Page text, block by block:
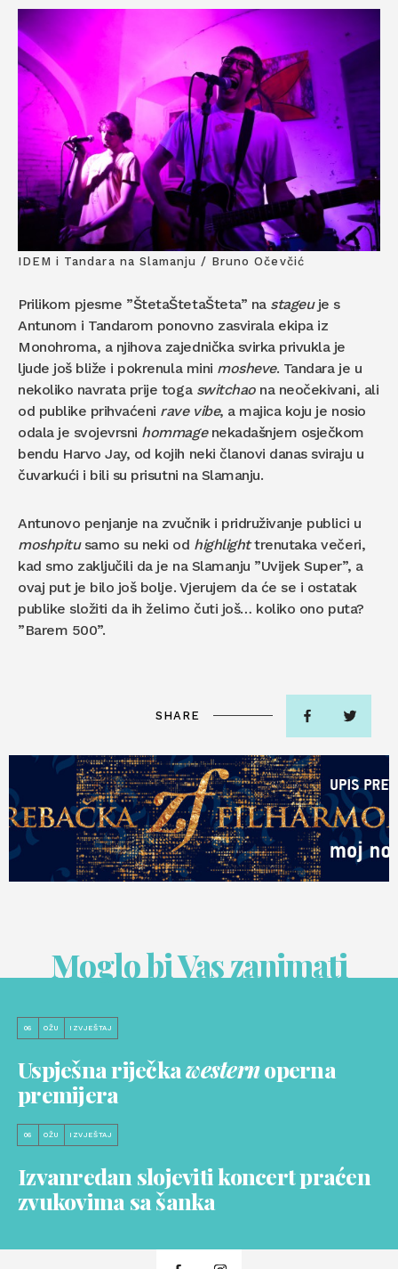
IDEM i Tandara na Slamanju / Bruno Očevčić
Prilikom pjesme ”ŠtetaŠtetaŠteta” na stageuje s
Antunom i Tandarom ponovno zasvirala ekipa iz
Monohroma, a njihova zajednička svirka privukla je
ljude još bliže i pokrenula mini mosheve. Tandara je u
nekoliko navrata prije toga switchaona neočekivani, ali
od publike prihvaćeni rave vibe, a majica koju je nosio
odala je svojevrsni hommagenekadašnjem osječkom
bendu Harvo Jay, od kojih neki članovi danas sviraju u
čuvarkući i bili su prisutni na Slamanju.
Antunovo penjanje na zvučnik i pridruživanje publici u
moshpitusamo su neki od highlighttrenutaka večeri,
kad smo zaključili da je na Slamanju ”Uvijek Super”, a
ovaj put je bilo još bolje. Vjerujem da će se i ostatak
publike složiti da ih želimo čuti još… koliko ono puta?
”Barem 500”.
SHARE
Moglo bi Vas zanimati
06 OŽU IZVJEŠTAJ
Uspješna riječkawesternoperna
premijera
06 OŽU IZVJEŠTAJ
Izvanredan slojeviti koncert praćen
zvukovima sa šanka